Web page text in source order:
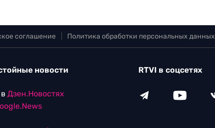
соглашение Политика обработки персональных данных
новости
Дзен.Новостях
RTVI в соцсетях